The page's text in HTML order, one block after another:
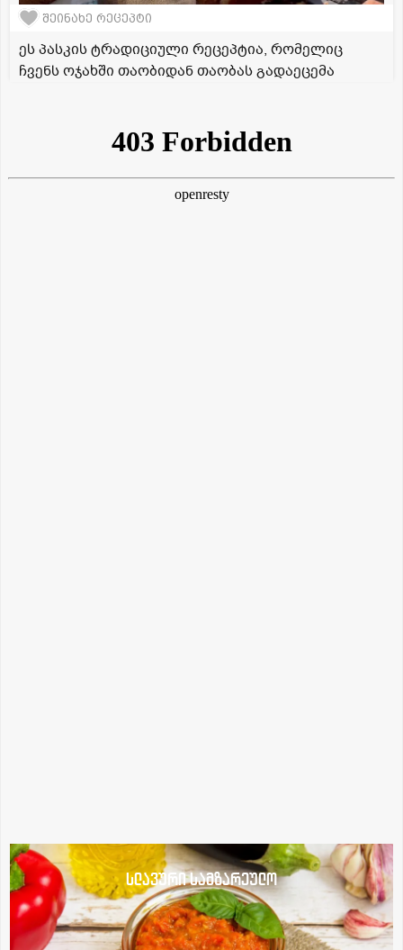
შეინახე რეცეპტი
ეს პასკის ტრადიციული რეცეპტია, რომელიც
ჩვენს ოჯახში თაობიდან თაობას გადაეცემა
სლავური სამზარეულო